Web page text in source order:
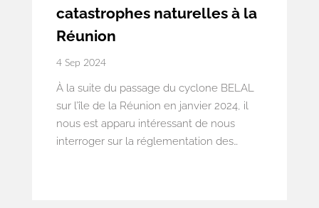
catastrophes naturelles à la
Réunion
4 Sep 2024
À la suite du passage du cyclone BELAL
sur l’île de la Réunion en janvier 2024, il
nous est apparu intéressant de nous
interroger sur la réglementation des